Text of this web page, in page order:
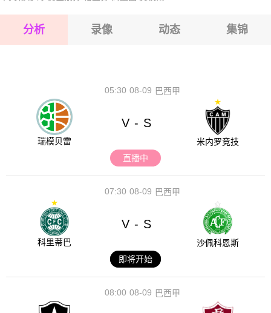
2026-08-17 【阿尔甲】 卡比利亚VS贝鲁扎达
分析 录像 动态 集锦
08-09
05:30 巴西甲
瑞模贝雷
V - S
米内罗竞技
直播中
08-09
07:30 巴西甲
科里蒂巴
V - S
沙佩科恩斯
即将开始
08-09
08:00 巴西甲